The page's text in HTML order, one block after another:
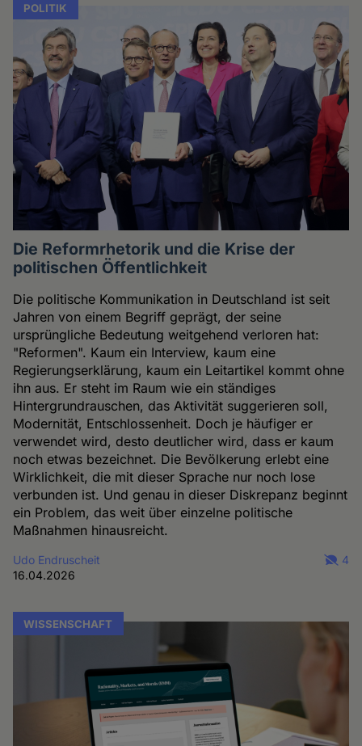
POLITIK
Die Reformrhetorik und die Krise der
politischen Öffentlichkeit
Die politische Kommunikation in Deutschland ist seit
Jahren von einem Begriff geprägt, der seine
ursprüngliche Bedeutung weitgehend verloren hat:
"Reformen". Kaum ein Interview, kaum eine
Regierungserklärung, kaum ein Leitartikel kommt ohne
ihn aus. Er steht im Raum wie ein ständiges
Hintergrundrauschen, das Aktivität suggerieren soll,
Modernität, Entschlossenheit. Doch je häufiger er
verwendet wird, desto deutlicher wird, dass er kaum
noch etwas bezeichnet. Die Bevölkerung erlebt eine
Wirklichkeit, die mit dieser Sprache nur noch lose
verbunden ist. Und genau in dieser Diskrepanz beginnt
ein Problem, das weit über einzelne politische
Maßnahmen hinausreicht.
Udo Endruscheit
16.04.2026
4
WISSENSCHAFT